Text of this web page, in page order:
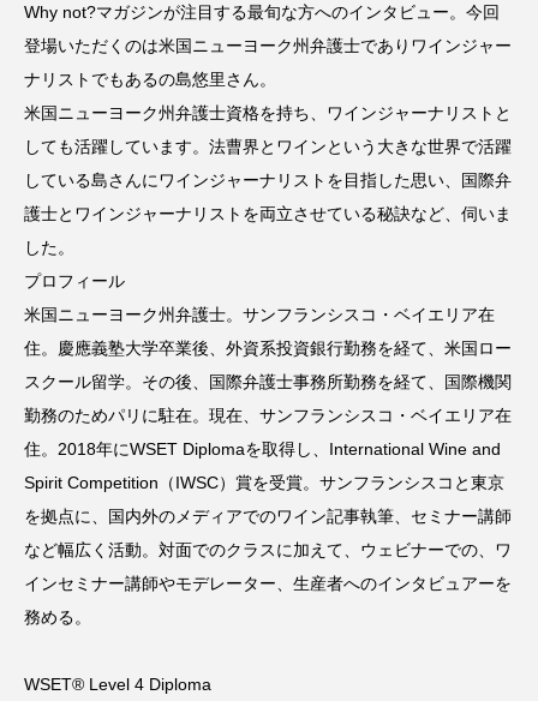
Why not?マガジンが注目する最旬な方へのインタビュー。今回
登場いただくのは米国ニューヨーク州弁護士でありワインジャー
ナリストでもあるの島悠里さん。
米国ニューヨーク州弁護士資格を持ち、ワインジャーナリストと
しても活躍しています。法曹界とワインという大きな世界で活躍
している島さんにワインジャーナリストを目指した思い、国際弁
護士とワインジャーナリストを両立させている秘訣など、伺いま
した。
プロフィール
米国ニューヨーク州弁護士。サンフランシスコ・ベイエリア在
住。慶應義塾大学卒業後、外資系投資銀行勤務を経て、米国ロー
スクール留学。その後、国際弁護士事務所勤務を経て、国際機関
勤務のためパリに駐在。現在、サンフランシスコ・ベイエリア在
住。2018年にWSET Diplomaを取得し、International Wine and
Spirit Competition（IWSC）賞を受賞。サンフランシスコと東京
を拠点に、国内外のメディアでのワイン記事執筆、セミナー講師
など幅広く活動。対面でのクラスに加えて、ウェビナーでの、ワ
インセミナー講師やモデレーター、生産者へのインタビュアーを
務める。
WSET® Level 4 Diploma